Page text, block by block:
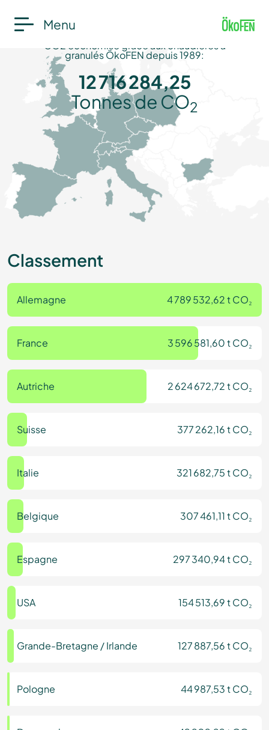
Menu
CO2 économisé grâce aux chaudières à
granulés ÖkoFEN depuis 1989:
12 716 284,25
Tonnes de CO2
Classement
Allemagne 4 789 532,62 t CO₂
France 3 596 581,60 t CO₂
Autriche 2 624 672,72 t CO₂
Suisse 377 262,16 t CO₂
Italie 321 682,75 t CO₂
Belgique 307 461,11 t CO₂
Espagne 297 340,94 t CO₂
USA 154 513,69 t CO₂
Grande-Bretagne / Irlande 127 887,56 t CO₂
Pologne 44 987,53 t CO₂